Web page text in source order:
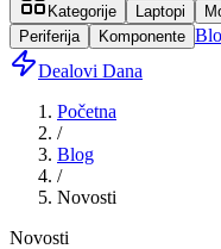
Kategorije Laptopi
Periferija
Komponente
Dealovi Dana
Početna
/
Blog
/
Novosti
Novosti